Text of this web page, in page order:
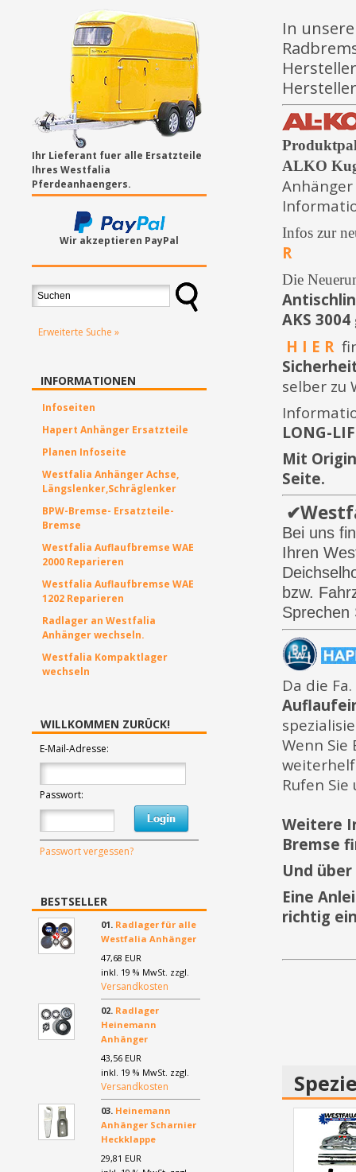
Ihr Lieferant fuer alle Ersatzteile
Ihres Westfalia
Pferdeanhaengers.
Wir akzeptieren PayPal
Erweiterte Suche »
INFORMATIONEN
Infoseiten
Hapert Anhänger Ersatzteile
Planen Infoseite
Westfalia Anhänger Achse,
Längslenker,Schräglenker
BPW-Bremse- Ersatzteile-
Bremse
Westfalia Auflaufbremse WAE
2000 Reparieren
Westfalia Auflaufbremse WAE
1202 Reparieren
Radlager an Westfalia
Anhänger wechseln.
Westfalia Kompaktlager
wechseln
WILLKOMMEN ZURÜCK!
E-Mail-Adresse:
Passwort:
Passwort vergessen?
BESTSELLER
01. Radlager für alle
Westfalia Anhänger
47,68 EUR
inkl. 19 % MwSt. zzgl.
Versandkosten
02. Radlager
Heinemann
Anhänger
43,56 EUR
inkl. 19 % MwSt. zzgl.
Versandkosten
03. Heinemann
Anhänger Scharnier
Heckklappe
29,81 EUR
In
ALKO
Infos zur
R
Die
AKS 3004
H I E R
selber zu
LONG-
Mit
Seite.
Bei uns
Ihren
bzw.
Sprechen
Da die Fa.
Wenn
Rufen
Weitere
Bremse
Und über
Eine
richtig